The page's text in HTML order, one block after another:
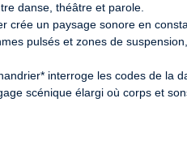
danse, théâtre et parole.
crée un paysage sonore en
pulsés et zones de
interroge les codes de la
scénique élargi où corps et